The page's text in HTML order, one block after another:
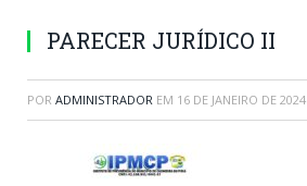
PARECER JURÍDICO II
POR ADMINISTRADOR EM 16 DE JANEIRO DE 2024